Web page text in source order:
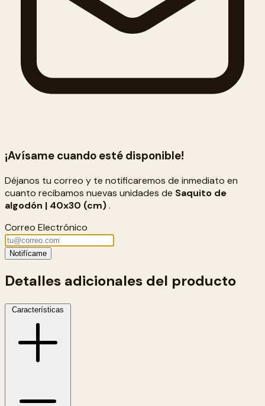
¡Avísame cuando esté disponible!
Déjanos tu correo y te notificaremos de inmediato en
cuanto recibamos nuevas unidades de Saquito de
algodón | 40x30 (cm).
Correo Electrónico
Notifícame
Detalles adicionales del producto
Características